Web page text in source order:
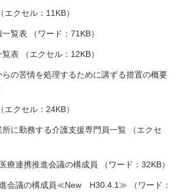
クセル：11KB）
覧表 （ワード：71KB）
表 （エクセル：12KB）
の苦情を処理するために講ずる措置の概要
クセル：24KB）
に勤務する介護支援専門員一覧 （エクセ
療連携推進会議の構成員 （ワード：32KB）
会議の構成員≪New H30.4.1≫ （ワード：